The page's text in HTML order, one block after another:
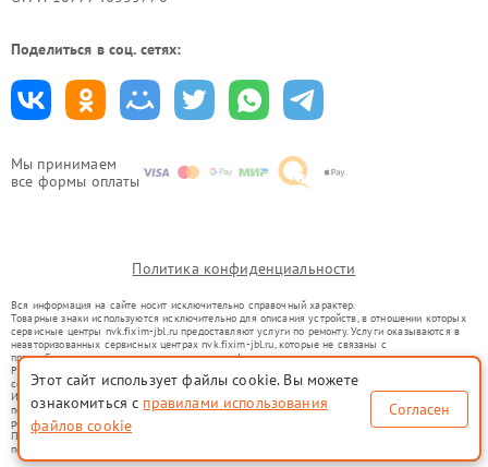
Мы принимаем
все формы оплаты
Поделиться в соц. сетях:
Политика конфиденциальности
Вся информация на сайте носит исключительно справочный характер.
Товарные знаки используются исключительно для описания устройств, в отношении которых
сервисные центры nvk.fixim-jbl.ru предоставляют услуги по ремонту. Услуги оказываются в
неавторизованных сервисных центрах nvk.fixim-jbl.ru, которые не связаны с
правообладателями товарных знаков или их официальными представителями.
Ремонт осуществляется для устройств, уже введенных в гражданский оборот в соответствии
со статьей 1487 ГК РФ.
Использование товарных знаков не преследует цели индивидуализации услуг или введения
потребителей в заблуждение, а служит для информирования о предоставляемых услугах по
ремонту техники указанных брендов.
Представленная на сайте информация не является публичной офертой, определяемой
положениями Статьи 437(2) Гражданского кодекса РФ
Этот сайт использует файлы cookie. Вы можете
ознакомиться с правилами использования
файлов cookie
Согласен